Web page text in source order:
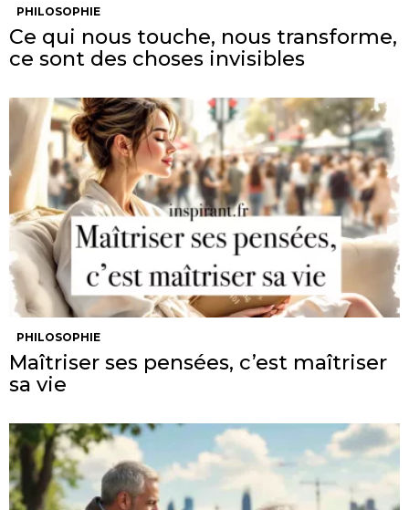
PHILOSOPHIE
Ce qui nous touche, nous transforme,
ce sont des choses invisibles
PHILOSOPHIE
Maîtriser ses pensées, c’est maîtriser
sa vie